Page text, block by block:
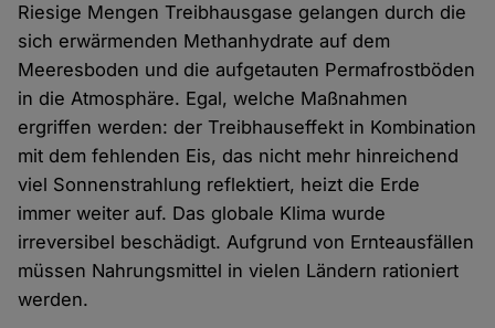
Riesige Mengen Treibhausgase gelangen durch die
sich erwärmenden Methanhydrate auf dem
Meeresboden und die aufgetauten Permafrostböden
in die Atmosphäre. Egal, welche Maßnahmen
ergriffen werden: der Treibhauseffekt in Kombination
mit dem fehlenden Eis, das nicht mehr hinreichend
viel Sonnenstrahlung reflektiert, heizt die Erde
immer weiter auf. Das globale Klima wurde
irreversibel beschädigt. Aufgrund von Ernteausfällen
müssen Nahrungsmittel in vielen Ländern rationiert
werden.